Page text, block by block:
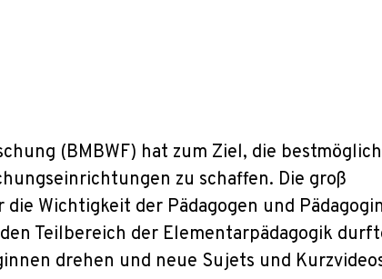
(BMBWF) hat zum Ziel, die
zu schaffen. Die groß
Wichtigkeit der Pädagogen und
Teilbereich der Elementarpädagogik
drehen und neue Sujets und